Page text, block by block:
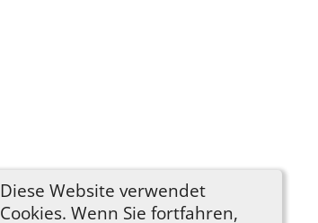
Diese Website verwendet
Cookies. Wenn Sie fortfahren,